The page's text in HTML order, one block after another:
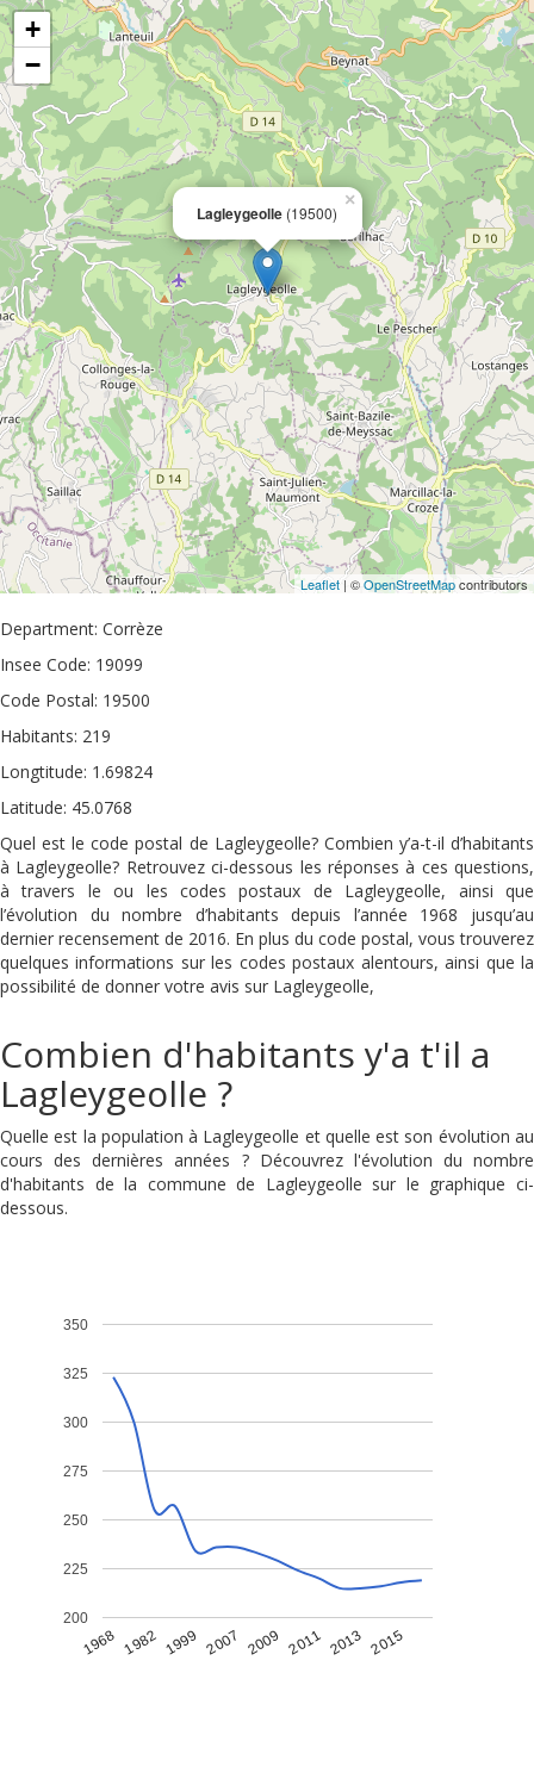
Lagleygeolle (19500)
×
+
−
Leaflet | ©OpenStreetMapcontributors
Department: Corrèze
Insee Code: 19099
Code Postal: 19500
Habitants: 219
Longtitude: 1.69824
Latitude: 45.0768
Quel est le code postal de Lagleygeolle? Combien y’a-t-il d’habitants
à Lagleygeolle? Retrouvez ci-dessous les réponses à ces questions,
à travers le ou les codes postaux de Lagleygeolle, ainsi que
l’évolution du nombre d’habitants depuis l’année 1968 jusqu’au
dernier recensement de 2016. En plus du code postal, vous trouverez
quelques informations sur les codes postaux alentours, ainsi que la
possibilité de donner votre avis sur Lagleygeolle,
Combien d'habitants y'a t'il a
Lagleygeolle ?
Quelle est la population à Lagleygeolle et quelle est son évolution au
cours des dernières années ? Découvrez l'évolution du nombre
d'habitants de la commune de Lagleygeolle sur le graphique ci-
dessous.
1968 1982 1999 2007 2009 2011 2013 2015
200
225
250
275
300
325
350